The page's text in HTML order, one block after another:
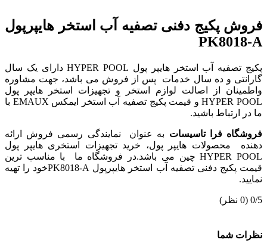
فروش پکیج دفنی تصفیه آب استخر هایپرپول
PK8018-A
پکیج تصفیه آب استخر هایپر پول HYPER POOL دارای یک سال
گارانتی و ده سال خدمات پس از فروش می باشد، جهت مشاوره
واطمینان از اصالت لوازم استخر و تجهیزات استخر هایپر پول
HYPER POOL و قیمت پکیج تصفیه آب استخر ایمکس EMAUX با
ما در ارتباط باشید.
فروشگاه فرا تاسیساتبه عنوان نمایندگی رسمی فروش ارائه
دهنده محصولات هایپر پول، خرید تجهیزات استخری هایپر پول
HYPER POOL چین می باشد.در فروشگاه ما با مناسب ترین
قیمت پکیج دفنی تصفیه آب استخر هایپرپول PK8018-Aخود را تهیه
نمایید.
‫0/5 ‫(0 نظر)
نظرات شما